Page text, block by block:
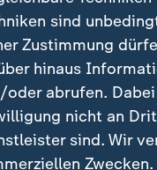
eine solche
sagte
verwies darauf,
und Her gegeben
sind
Zustimmung
hinaus
oder abrufen.
nicht an
sind. Wir
Zwecken.